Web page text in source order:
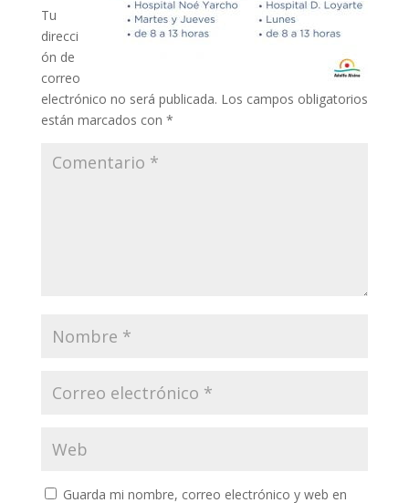
Tu
direcci
ón de
correo
electrónico no será publicada. Los campos obligatorios
están marcados con *
Guarda mi nombre, correo electrónico y web en